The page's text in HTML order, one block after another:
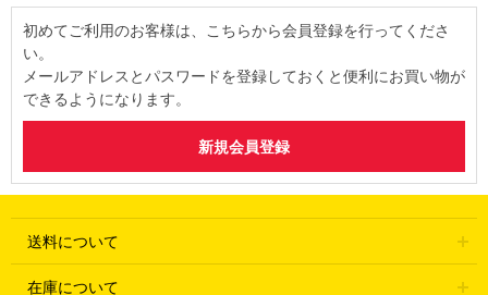
初めてご利用のお客様は、こちらから会員登録を行ってくださ
い。
メールアドレスとパスワードを登録しておくと便利にお買い物が
できるようになります。
送料について
在庫について